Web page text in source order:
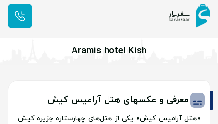
Aramis hotel Kish
معرفی و عکسهای هتل آرامیس کیش
«هتل آرامیس کیش» یکی از هتل‌های چهارستاره جزیره کیش